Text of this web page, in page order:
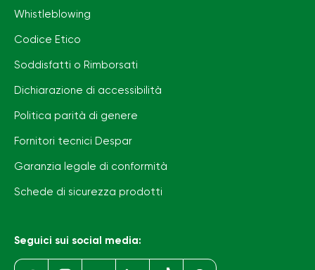
Whistleblowing
Codice Etico
Soddisfatti o Rimborsati
Dichiarazione di accessibilità
Politica parità di genere
Fornitori tecnici Despar
Garanzia legale di conformità
Schede di sicurezza prodotti
Seguici sui social media: